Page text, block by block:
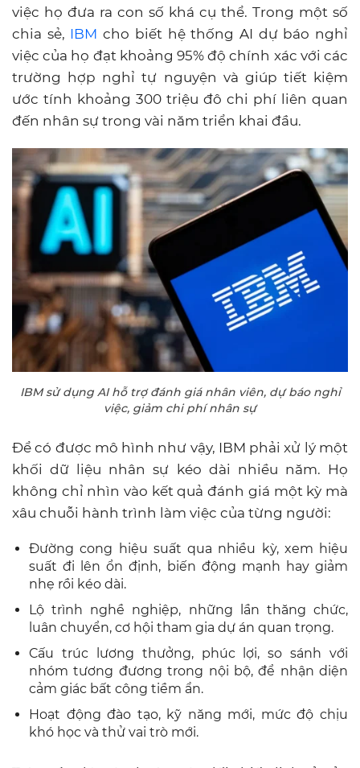
việc họ đưa ra con số khá cụ thể. Trong một số
chia sẻ, IBM cho biết hệ thống AI dự báo nghỉ
việc của họ đạt khoảng 95% độ chính xác với các
trường hợp nghỉ tự nguyện và giúp tiết kiệm
ước tính khoảng 300 triệu đô chi phí liên quan
đến nhân sự trong vài năm triển khai đầu.
IBM sử dụng AI hỗ trợ đánh giá nhân viên, dự báo nghỉ
việc, giảm chi phí nhân sự
Để có được mô hình như vậy, IBM phải xử lý một
khối dữ liệu nhân sự kéo dài nhiều năm. Họ
không chỉ nhìn vào kết quả đánh giá một kỳ mà
xâu chuỗi hành trình làm việc của từng người:
Đường cong hiệu suất qua nhiều kỳ, xem hiệu
suất đi lên ổn định, biến động mạnh hay giảm
nhẹ rồi kéo dài.
Lộ trình nghề nghiệp, những lần thăng chức,
luân chuyển, cơ hội tham gia dự án quan trọng.
Cấu trúc lương thưởng, phúc lợi, so sánh với
nhóm tương đương trong nội bộ, để nhận diện
cảm giác bất công tiềm ẩn.
Hoạt động đào tạo, kỹ năng mới, mức độ chịu
khó học và thử vai trò mới.